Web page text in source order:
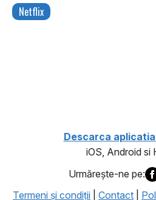
Netflix
Descarca
iOS, Android si
Urmăreşte-ne pe:
Termeni şi condiţii
Contact